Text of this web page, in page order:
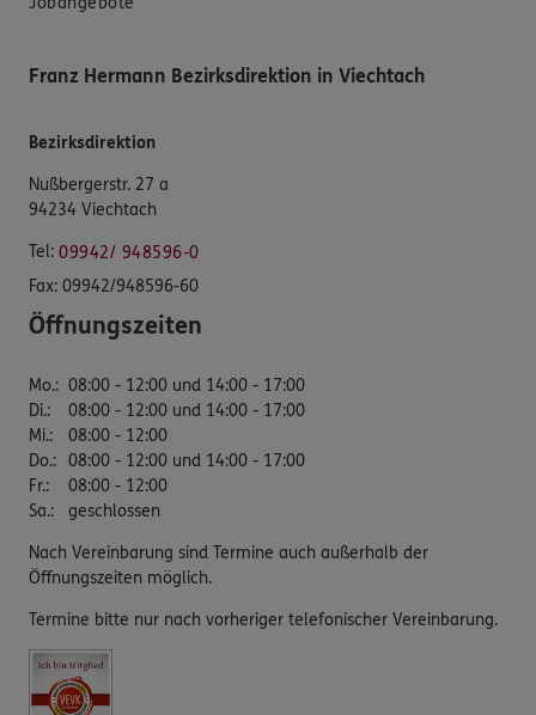
Franz Hermann Bezirksdirektion in Viechtach
Bezirksdirektion
Nußbergerstr. 27 a
94234 Viechtach
Tel: 09942/ 948596-0
Fax: 09942/948596-60
Öffnungszeiten
Mo.: 08:00 - 12:00 und 14:00 - 17:00
Di.:
08:00 - 12:00 und 14:00 - 17:00
Mi.:
08:00 - 12:00
Do.: 08:00 - 12:00 und 14:00 - 17:00
Fr.:
08:00 - 12:00
Sa.: geschlossen
Nach Vereinbarung sind Termine auch außerhalb der
Öffnungszeiten möglich.
Termine bitte nur nach vorheriger telefonischer Vereinbarung.